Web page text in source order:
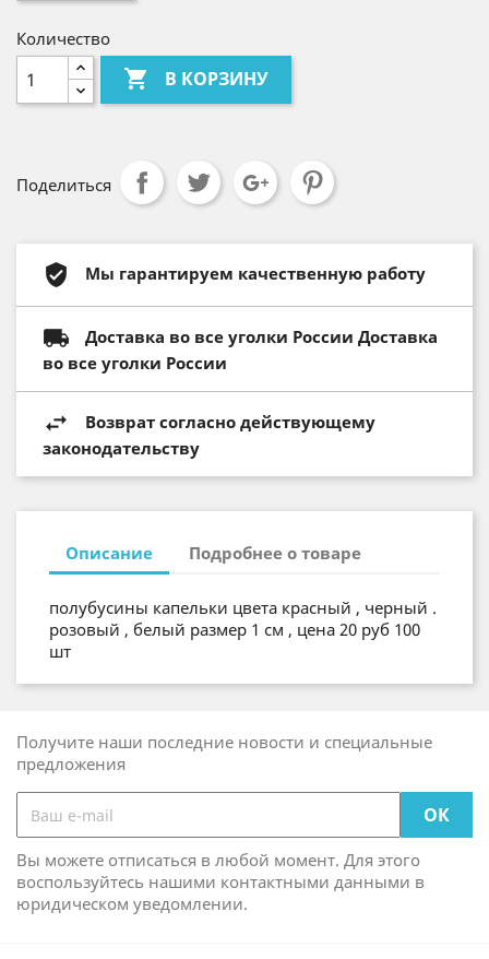
Количество
 В КОРЗИНУ
Поделиться
Мы гарантируем качественную работу
Доставка во все уголки России Доставка
во все уголки России
Возврат согласно действующему
законодательству
Описание Подробнее о товаре
полубусины капельки цвета красный , черный .
розовый , белый размер 1 см , цена 20 руб 100
шт
Получите наши последние новости и специальные
предложения
Вы можете отписаться в любой момент. Для этого
воспользуйтесь нашими контактными данными в
юридическом уведомлении.